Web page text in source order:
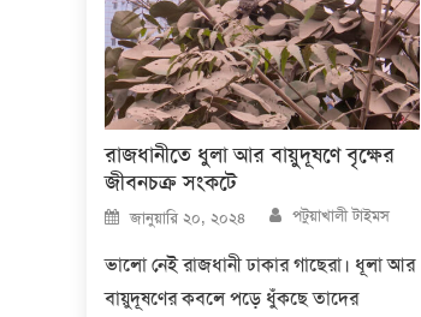
রাজধানীতে ধুলা আর বায়ুদূষণে বৃক্ষের
জীবনচক্র সংকটে
Posted
on
জানুয়ারি ২০, ২০২৪ Author
পটুয়াখালী টাইমস
ভালো নেই রাজধানী ঢাকার গাছেরা। ধূলা আর
বায়ুদূষণের কবলে পড়ে ধুঁকছে তাদের